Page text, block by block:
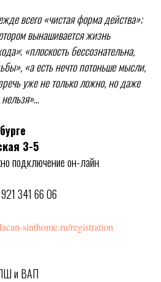
всего «чистая форма действа»;
вынашивается жизнь
; «плоскость бессознательна,
«а есть нечто потоньше мысли,
уже не только ложно, но даже
…
3-5
подключение он-лайн
341 66 06
sinthome.ru/registration
и ВАП